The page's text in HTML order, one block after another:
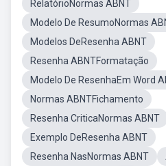
RelatórioNormas ABNT
Modelo De ResumoNormas
Modelos DeResenha ABNT
Resenha ABNTFormatação
Modelo De ResenhaEm Word
Normas ABNTFichamento
Resenha CriticaNormas ABNT
Exemplo DeResenha ABNT
Resenha NasNormas ABNT